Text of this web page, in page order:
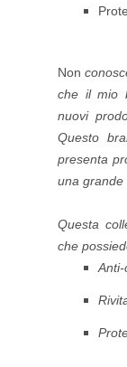
Non
che il mio
nuovi
Questo
presenta
una grande
Questa
che